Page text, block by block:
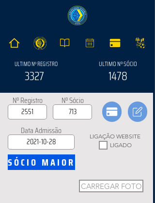
ULTIMO Nº REGISTRO
3327
ULTIMO Nº SÓCIO
1478
Nº Registro Nº Sócio
Data Admissão
LIGAÇÃO WEBSITE
LIGADO
SÓCIO MAIOR
CARREGAR FOTO